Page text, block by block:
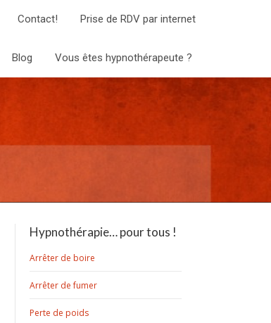
Contact! Prise de RDV par internet
Blog Vous êtes hypnothérapeute ?
Hypnothérapie… pour tous !
Arrêter de boire
Arrêter de fumer
Perte de poids